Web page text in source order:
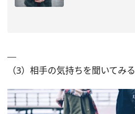
（3）相手の気持ちを聞いてみる